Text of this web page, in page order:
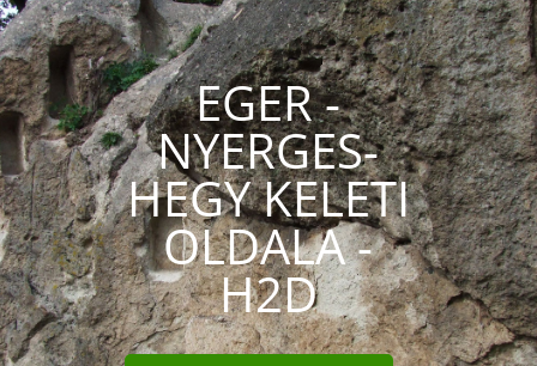
EGER -
NYERGES-
HEGY KELETI
OLDALA -
H2D